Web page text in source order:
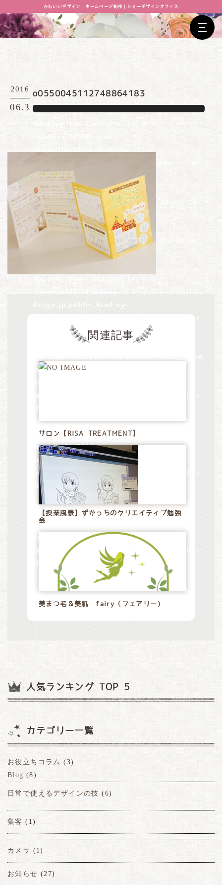
かわいいデザイン・ホームページ制作｜トミーデザインオフィス
2016
06.3
o0550045112748864183
26
Warning
: Attempt to read property "parent" on
null in/home/xs528794/tommy-
design.jp/public_html/wp-
content/themes/tommydesign/blog.php
design.jp/public_html/wp-
on line
: Attempt to read property "term_id" on
null in /home/xs528794/tommy-
design.jp/public_html/wp-
content/themes/tommydesign/blog.php
on line
28
Warning
: Undefined array key 0 in
/home/xs528794/tommy-
design.jp/public_html/wp-
content/themes/tommydesign/blog.php
on line
28
Warning: Attempt to read property "name" on
null in
design.jp/public_html/wp-
content/themes/tommydesign/blog.php
on line
28
関連記事
サロン【RISA TREATMENT】
【授業風景】ずかっちのクリエイティブ勉強
会
美まつ毛＆美肌 fairy（フェアリー)
人気ランキング TOP 5
カテゴリー一覧
お役立ちコラム (3)
Blog (8)
日常で使えるデザインの技 (6)
集客 (1)
カメラ (1)
お知らせ (27)